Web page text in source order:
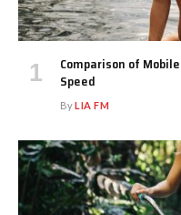
Comparison of
Speed
ByLIA FM